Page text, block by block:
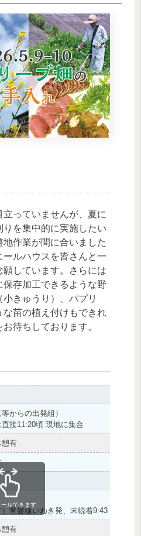
っていませんが、夏に
を集中的に実施したい
作業が間に合いました
ールハウスを皆さんと一
しています。さらには
存加工できるような野
きゅうり）、パプリ
な苗の植え付けもできれ
待ちしております。
からの出発組）
接11:20頃 現地に集合
憩有
）常磐線いわき発、末続着9:43
有
ールできます